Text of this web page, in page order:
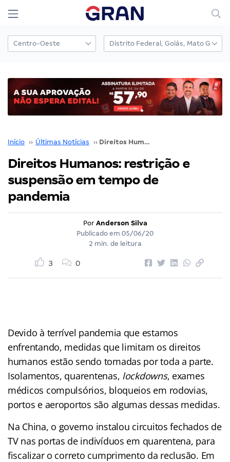
Início ›› Últimas Notícias ›› Direitos Humanos: restrição e suspensão em tempo de pandemia
Direitos Humanos: restrição e
suspensão em tempo de
pandemia
Por Anderson Silva
Publicado em 05/06/20
2 min. de leitura
3 0
Devido à terrível pandemia que estamos
enfrentando, medidas que limitam os direitos
humanos estão sendo tomadas por toda a parte.
Isolamentos, quarentenas, lockdowns, exames
médicos compulsórios, bloqueios em rodovias,
portos e aeroportos são algumas dessas medidas.
Na China, o governo instalou circuitos fechados de
TV nas portas de indivíduos em quarentena, para
fiscalizar o correto cumprimento da reclusão. Em